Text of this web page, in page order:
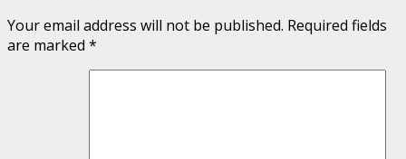
Your email address will not be published. Required fields
are marked *